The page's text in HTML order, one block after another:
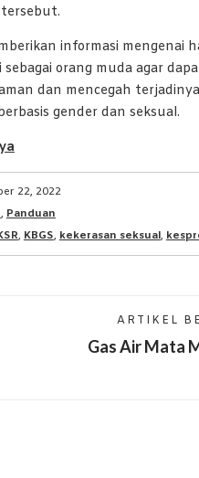
informasi mengenai
orang muda agar
dan mencegah
gender dan seksual.
22, 2022
, Panduan
, KBGS, kekerasan seksual,
ARTIKEL
Gas Air Mata